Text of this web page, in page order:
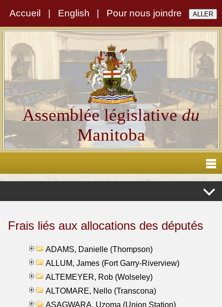
Accueil English Pour nous joindre
Assemblée législativedu
Manitoba
Frais liés aux allocations des députés
ADAMS, Danielle (Thompson)
ALLUM, James (Fort Garry-Riverview)
ALTEMEYER, Rob (Wolseley)
ALTOMARE, Nello (Transcona)
ASAGWARA, Uzoma (Union Station)